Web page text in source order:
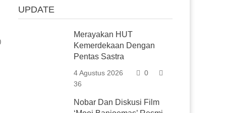
UPDATE
Merayakan HUT
Kemerdekaan Dengan
Pentas Sastra
4 Agustus 2026
0
36
Nobar Dan Diskusi Film